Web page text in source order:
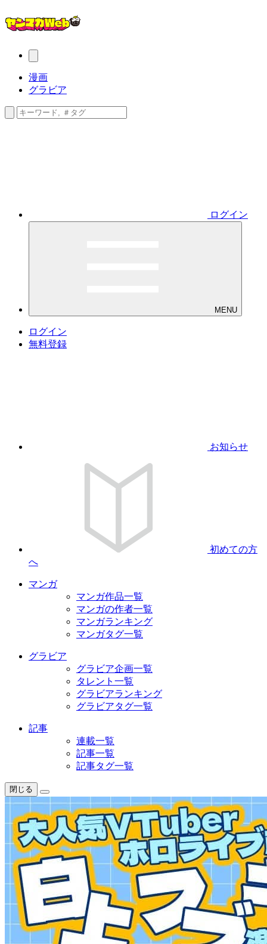
漫画
グラビア
ログイン
MENU
ログイン
無料登録
お知らせ
初めての方
へ
マンガ
マンガ作品一覧
マンガの作者一覧
マンガランキング
マンガタグ一覧
グラビア
グラビア企画一覧
タレント一覧
グラビアランキング
グラビアタグ一覧
記事
連載一覧
記事一覧
記事タグ一覧
閉じる